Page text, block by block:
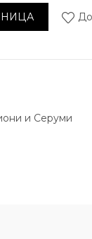
против брчки
и Серуми